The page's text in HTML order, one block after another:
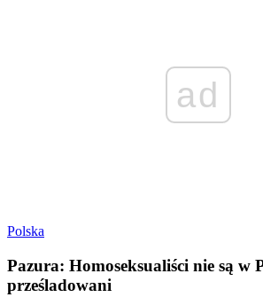
ad
Polska
Pazura: Homoseksualiści nie są w
prześladowani